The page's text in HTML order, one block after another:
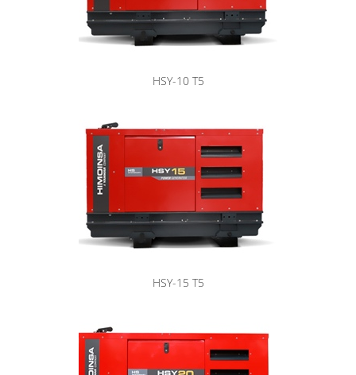
HSY-10 T5
HSY-15 T5